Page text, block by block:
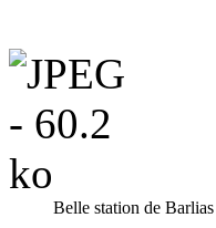
Belle station de Barlias